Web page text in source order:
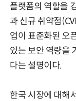
플랫폼의 역할을
과 신규 취약점
업이 표준화된 오
있는 보안 역량을
다는 설명이다.
한국 시장에 대해